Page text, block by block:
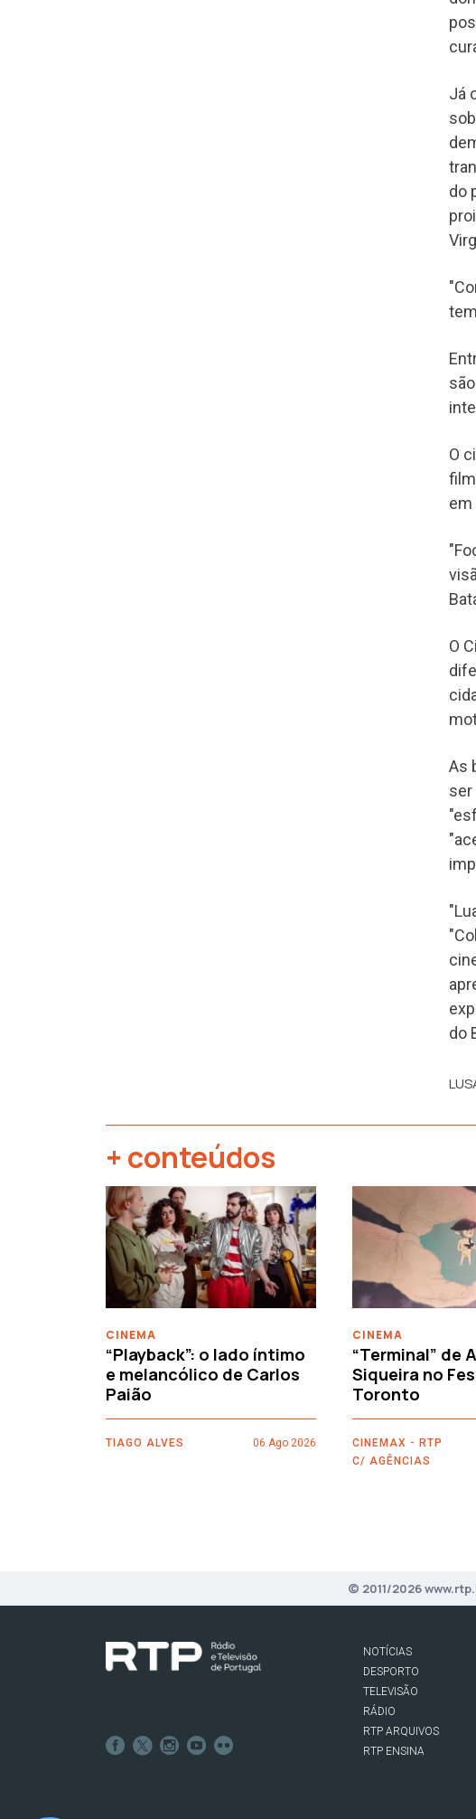
Já
do
O
em
O
As
ser
do
+ conteúdos
CINEMA
“Playback”: o lado íntimo
e melancólico de Carlos
Paião
TIAGO ALVES 06 Ago 2026
CINEMA
“Terminal” de
Siqueira no
Toronto
CINEMAX - RTP
C/ AGÊNCIAS
‹
© 2011/2026
NOTÍCIAS
DESPORTO
TELEVISÃO
RÁDIO
RTP ARQUIVOS
RTP ENSINA